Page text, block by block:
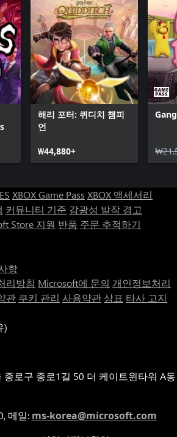
해리 포터: 퀴디치 챔피
언
₩44,880+
XBOX Game Pass XBOX 액세서리
커뮤니티 기준 감광성 발작 경고
Store 지원 반품 주문 추적하기
항
리방침 Microsoft에 문의 개인정보처리
관 쿠키 관리 사용약관 상표 타사 고지
)
종로구 종로1길 50 더 케이트윈타워 A동
메일: ms-korea@microsoft.com